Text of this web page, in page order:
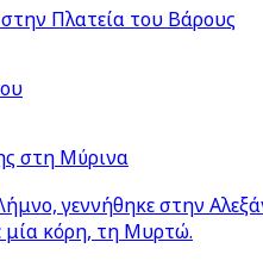
Πλατεία του Βάρους
στη Μύρινα
γεννήθηκε στην
μία κόρη, τη Μυρτώ.